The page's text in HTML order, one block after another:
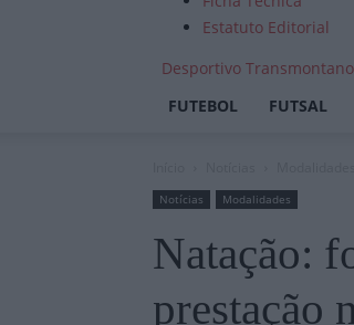
Estatuto Editorial
Desportivo Transmontano
FUTEBOL
FUTSAL
Notícias Modalidades
Natação:
prestação